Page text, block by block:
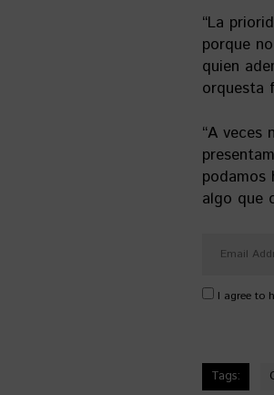
“La
porque
quien
orquesta
“A veces
podamos
algo que
I agree to
Tags: